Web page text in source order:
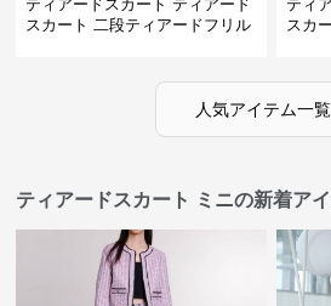
ティアードスカート ティアード
スカート 二段ティアードフリル
ティ
スカ
人気アイテム一
ティアードスカート ミニの新着ア